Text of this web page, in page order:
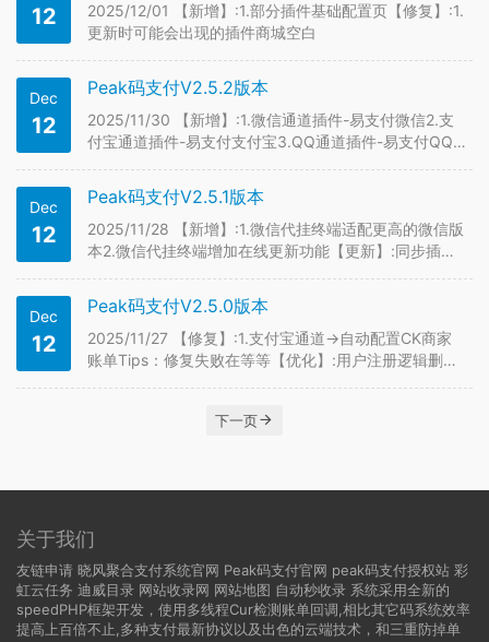
12
2025/12/01 【新增】:1.部分插件基础配置页【修复】:1.
更新时可能会出现的插件商城空白
Dec
12
Peak码支付V2.5.2版本
2025/11/30 【新增】:1.微信通道插件-易支付微信2.支
付宝通道插件-易支付支付宝3.QQ通道插件-易支付QQ4.
切换官方接口继续解码【修复】:1.支付宝通道->自动化
配置CK商家账单Tips：这次真修…
Dec
12
Peak码支付V2.5.1版本
2025/11/28 【新增】:1.微信代挂终端适配更高的微信版
本2.微信代挂终端增加在线更新功能【更新】:同步插件
Dec
12
Peak码支付V2.5.0版本
2025/11/27 【修复】:1.支付宝通道->自动配置CK商家
账单Tips：修复失败在等等【优化】:用户注册逻辑删除
下一页
关于我们
友链申请 晓风聚合支付系统官网 Peak码支付官网 peak码支付授权站 彩
虹云任务 迪威目录 网站收录网 网站地图 自动秒收录 系统采用全新的
speedPHP框架开发，使用多线程Cur检测账单回调,相比其它码系统效率
提高上百倍不止,多种支付最新协议以及出色的云端技术，和三重防掉单